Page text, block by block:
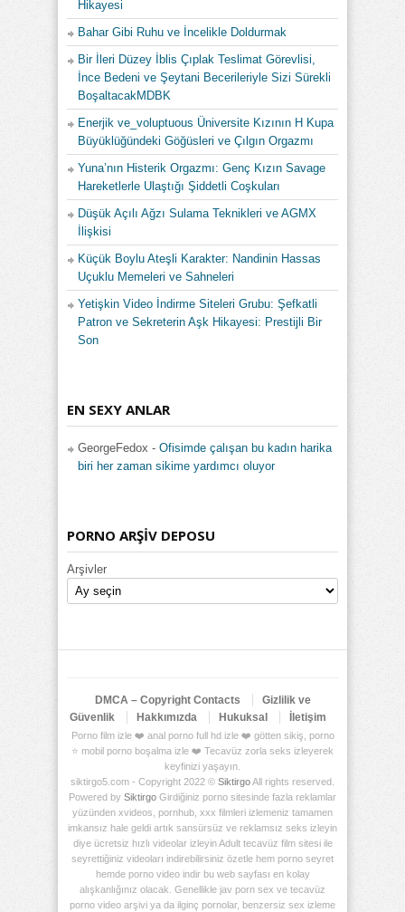
Hikayesi
Bahar Gibi Ruhu ve İncelikle Doldurmak
Bir İleri Düzey İblis Çıplak Teslimat Görevlisi,
İnce Bedeni ve Şeytani Becerileriyle Sizi Sürekli
BoşaltacakMDBK
Enerjik ve_voluptuous Üniversite Kızının H Kupa
Büyüklüğündeki Göğüsleri ve Çılgın Orgazmı
Yuna’nın Histerik Orgazmı: Genç Kızın Savage
Hareketlerle Ulaştığı Şiddetli Coşkuları
Düşük Açılı Ağzı Sulama Teknikleri ve AGMX
İlişkisi
Küçük Boylu Ateşli Karakter: Nandinin Hassas
Uçuklu Memeleri ve Sahneleri
Yetişkin Video İndirme Siteleri Grubu: Şefkatli
Patron ve Sekreterin Aşk Hikayesi: Prestijli Bir
Son
EN SEXY ANLAR
GeorgeFedox - Ofisimde çalışan bu kadın harika
biri her zaman sikime yardımcı oluyor
PORNO ARŞİV DEPOSU
Arşivler
DMCA – Copyright Contacts
Gizlilik ve
Güvenlik
Hakkımızda Hukuksal İletişim
Porno film izle ❤️ anal porno full hd izle ❤️ götten sikiş, porno
⭐ mobil porno boşalma izle ❤️ Tecavüz zorla seks izleyerek
keyfinizi yaşayın.
siktirgo5.com - Copyright 2022 © SiktirgoAll rights reserved.
Powered by Siktirgo Girdiğiniz porno sitesinde fazla reklamlar
yüzünden xvideos, pornhub, xxx filmleri izlemeniz tamamen
imkansız hale geldi artık sansürsüz ve reklamsız seks izleyin
diye ücretsiz hızlı videolar izleyin Adult tecavüz film sitesi ile
seyrettiğiniz videoları indirebilirsiniz özetle hem porno seyret
hemde porno video indir bu web sayfası en kolay
alışkanlığınız olacak. Genellikle jav porn sex ve tecavüz
porno video arşivi ya da ilginç pornolar, benzersiz sex izleme